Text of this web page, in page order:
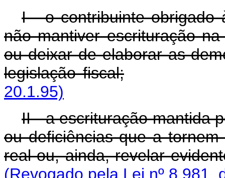
I - o contribuinte obrigado
não mantiver escrituração
ou deixar de elaborar as
legislação fiscal;
20.1.95)
II - a escrituração mantida
ou deficiências que a
real ou, ainda, revelar
(Revogado pela Lei nº 8.981,